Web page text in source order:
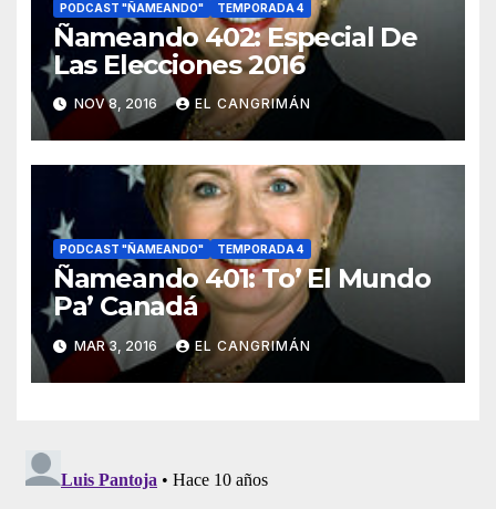
PODCAST "ÑAMEANDO" TEMPORADA 4
Ñameando 402: Especial De
Las Elecciones 2016
NOV 8, 2016 EL CANGRIMÁN
PODCAST "ÑAMEANDO" TEMPORADA 4
Ñameando 401: To’ El Mundo
Pa’ Canadá
MAR 3, 2016 EL CANGRIMÁN